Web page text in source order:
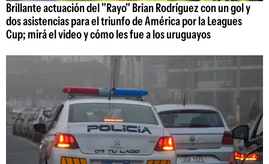
Brillante actuación del "Rayo" Brian Rodríguez con un gol y
dos asistencias para el triunfo de América por la Leagues
Cup; mirá el video y cómo les fue a los uruguayos